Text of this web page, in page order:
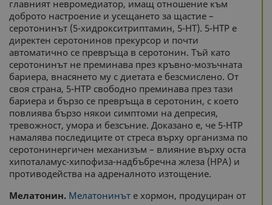
главният невромедиатор, имащ отношение към
доброто настроение и усещането за щастие –
серотонинът (5-хидрокситриптамин, 5-HT). 5-HTP е
директен серотонинов прекурсор и почти
автоматично се превръща в серотонин. Тъй като
серотонинът не преминава през кръвно-мозъчната
бариера, внасянето му с диетата е безсмислено. От
своя страна, 5-HTP свободно преминава през тази
бариера и бързо се превръща в серотонин, с което
повлиява бързо някои симптоми на депресия,
тревожност, умора и безсъние. Доказано е, че 5-HTP
намалява последиците от стреса върху организма по
серотонинергичен механизъм – влияние върху оста
хипоталамус-хипофиза-надбъбречна жлеза (HPA) и
противодейства на адреналното изтощение.
Мелатонин. Мелатонинът е хормон, продуциран от